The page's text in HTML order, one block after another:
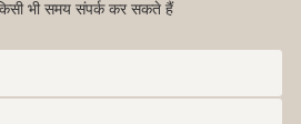
भी समय संपर्क कर सकते हैं